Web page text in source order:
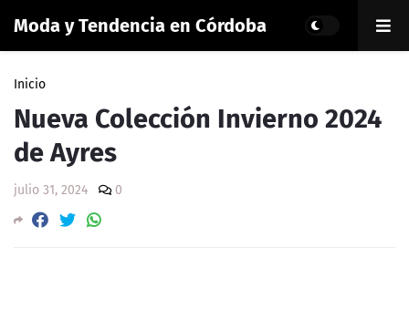
Moda y Tendencia en Córdoba
Inicio
Nueva Colección Invierno 2024
de Ayres
julio 31, 2024 0